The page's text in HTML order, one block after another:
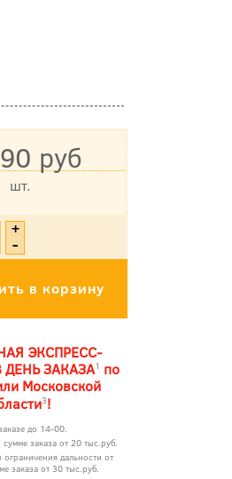
руб
шт.
ЭКСПРЕСС-
ЗАКАЗА1 по
Московской
3!
до 14-00.
заказа от 20 тыс.руб.
ограничения дальности от
заказа от 30 тыс.руб.